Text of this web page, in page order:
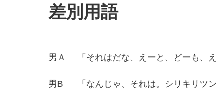
差別用語
男Ａ 「それはだな、えーと、どーも、
男B
「なんじゃ、それは。シリキリツ